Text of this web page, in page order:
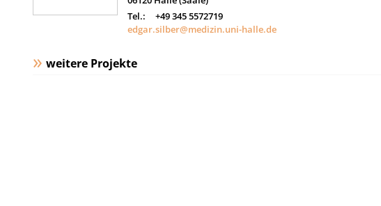
Tel.:
+49 345 5572719
edgar.silber@medizin.uni-halle.de
weitere Projekte